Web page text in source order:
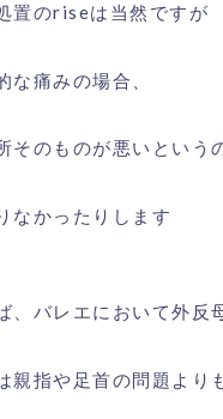
置のriseは当然ですが
な痛みの場合、
そのものが悪いという
なかったりします
、バレエにおいて外反
親指や足首の問題より